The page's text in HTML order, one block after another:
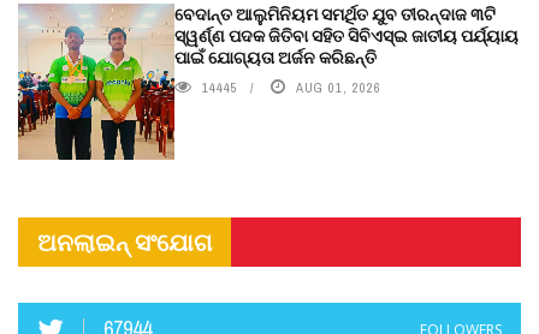
ବେଦାନ୍ତ ଆଲୁମିନିୟମ ସମର୍ଥିତ ଯୁବ ତୀରନ୍ଦାଜ ୩ଟି
ସ୍ୱର୍ଣ୍ଣ ପଦକ ଜିତିବା ସହିତ ସିବିଏସ୍ଇ ଜାତୀୟ ପର୍ଯ୍ୟାୟ
ପାଇଁ ଯୋଗ୍ୟତା ଅର୍ଜନ କରିଛନ୍ତି
14445 AUG 01, 2026
ଅନଲାଇନ୍ ସଂଯୋଗ
FOLLOWERS